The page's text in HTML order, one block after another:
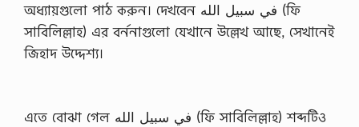
অধ্যায়গুলো পাঠ করুন। দেখবেন في سبيل الله (ফি
সাবিলিল্লাহ) এর বর্ননাগুলো যেখানে উল্লেখ আছে, সেখানেই
জিহাদ উদ্দেশ্য।
এতে বোঝা গেল في سبيل الله (ফি সাবিলিল্লাহ) শব্দটিও